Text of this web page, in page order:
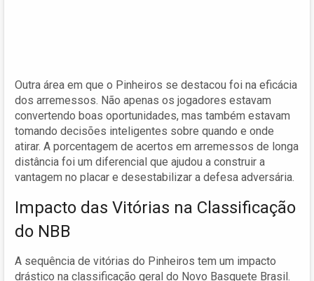
Outra área em que o Pinheiros se destacou foi na eficácia
dos arremessos. Não apenas os jogadores estavam
convertendo boas oportunidades, mas também estavam
tomando decisões inteligentes sobre quando e onde
atirar. A porcentagem de acertos em arremessos de longa
distância foi um diferencial que ajudou a construir a
vantagem no placar e desestabilizar a defesa adversária.
Impacto das Vitórias na Classificação
do NBB
A sequência de vitórias do Pinheiros tem um impacto
drástico na classificação geral do Novo Basquete Brasil.